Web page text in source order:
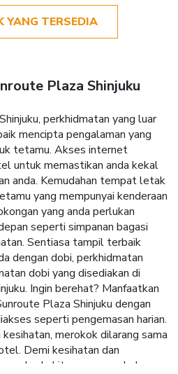
YANG TERSEDIA
Plaza Shinjuku
perkhidmatan yang luar
mencipta pengalaman yang
tetamu. Akses internet
untuk memastikan anda kekal
anda. Kemudahan tempat letak
yang mempunyai kenderaan
yang anda perlukan
seperti simpanan bagasi
Sentiasa tampil terbaik
dengan dobi, perkhidmatan
dobi yang disediakan di
Ingin berehat? Manfaatkan
Plaza Shinjuku dengan
seperti pengemasan harian.
merokok dilarang sama
Demi kesihatan dan
dan kakitangan, merokok